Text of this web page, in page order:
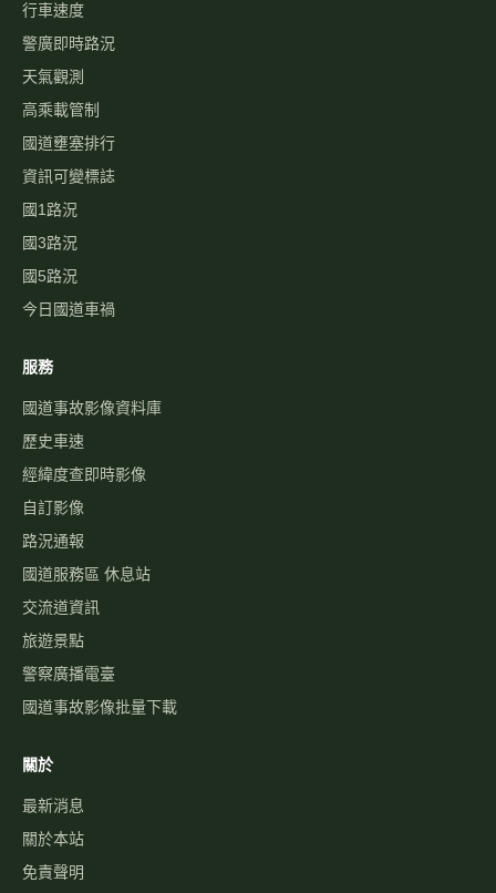
國道與快速公路即時影像、路況，以及國道事故影像資料庫，提供
本站為民間自發製作，與高速公路局及 1968 專線無關。
即時資訊
即時影像
即時路況地圖
國道路況
行車速度
天氣觀測
高乘載管制
國道壅塞排行
資訊可變標誌
國1路況
國3路況
國5路況
今日國道車禍
服務
國道事故影像資料庫
經緯度查即時影像
自訂影像
路況通報